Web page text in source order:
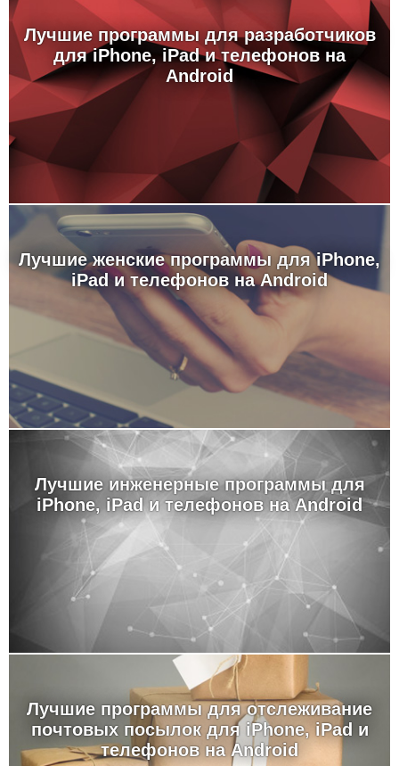
Лучшие программы для разработчиков
для iPhone, iPad и телефонов на
Android
Лучшие женские программы для iPhone,
iPad и телефонов на Android
Лучшие инженерные программы для
iPhone, iPad и телефонов на Android
Лучшие программы для отслеживание
почтовых посылок для iPhone, iPad и
телефонов на Android